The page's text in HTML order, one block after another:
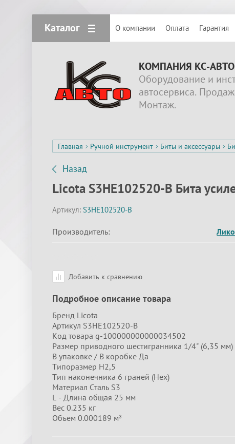
Каталог О компании Оплата Гарантия
КОМПАНИЯ КС-АВТО
Оборудование и
автосервиса.
Монтаж.
Главная Ручной инструмент Биты и аксессуары
Назад
Licota S3HE102520-B Бита
Артикул: S3HE102520-B
Производитель:
Добавить к сравнению
Подробное описание товара
Бренд Licota
Артикул S3HE102520-B
Код товара g-100000000000034502
Размер приводного шестигранника 1/4" (6,35 мм)
В упаковке / В коробке Да
Типоразмер H2,5
Тип наконечника 6 граней (Hex)
Материал Сталь S3
L - Длина общая 25 мм
Вес 0.235 кг
Объем 0.000189 м³